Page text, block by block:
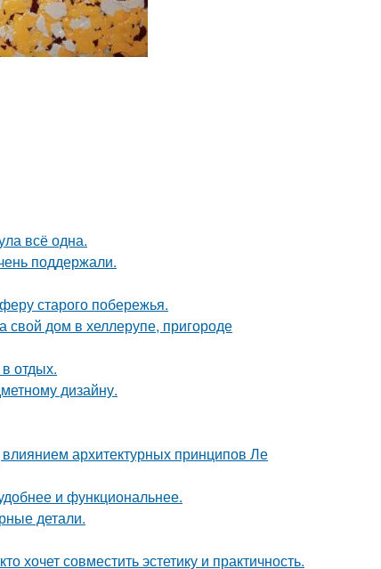
всё одна.
поддержали.
старого побережья.
свой дом в хеллерупе, пригороде
отдых.
дизайну.
архитектурных принципов Ле
и функциональнее.
детали.
хочет совместить эстетику и практичность.